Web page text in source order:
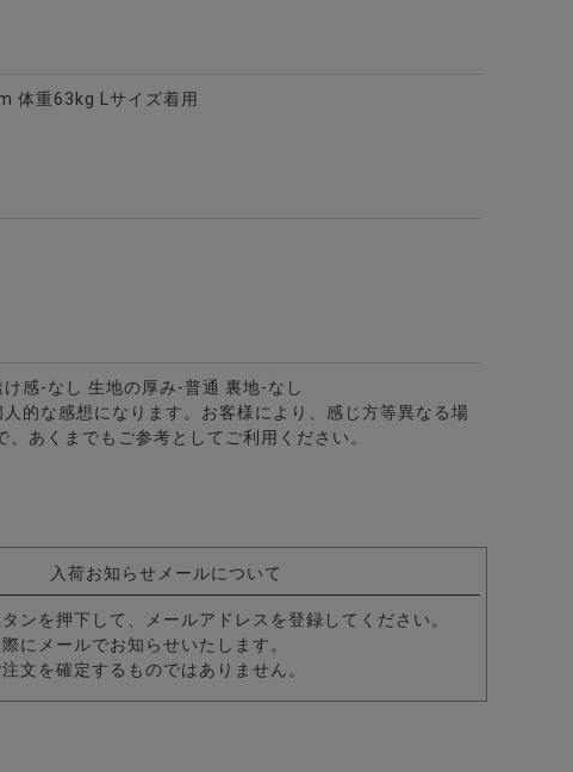
ン半袖Tシャツ/全4色
インソックス(ロング丈)/3PSET
ラー7分袖カプリシャツ/全8色
レッチテーラード＆スラックスパンツ セットアップ/全6色
体重63kg Lサイズ着用
感-なし 生地の厚み-普通 裏地-なし
的な感想になります。お客様により、感じ方等異なる場
、あくまでもご参考としてご利用ください。
入荷お知らせメールについて
ンを押下して、メールアドレスを登録してください。
にメールでお知らせいたします。
文を確定するものではありません。